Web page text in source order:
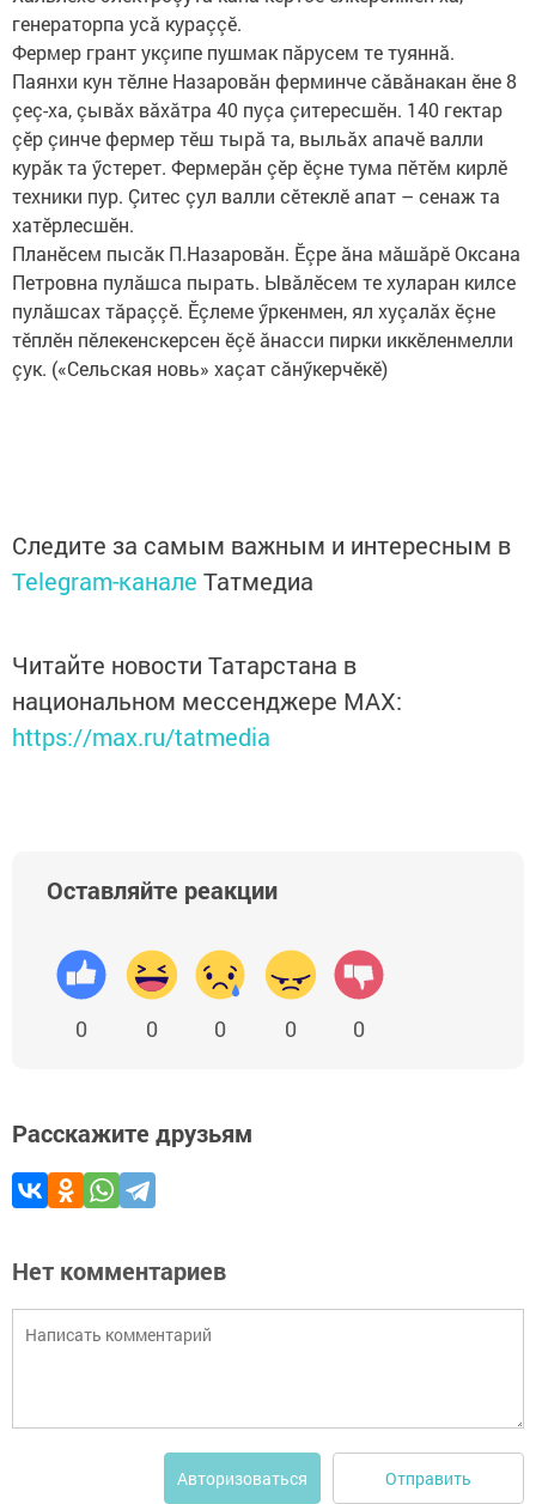
генераторпа усă кураççӗ.
Фермер грант укçипе пушмак пăрусем те туяннă.
Паянхи кун тӗлне Назаровăн ферминче сăвăнакан ӗне 8
çеç-ха, çывăх вăхăтра 40 пуçа çитересшӗн. 140 гектар
çӗр çинче фермер тӗш тырă та, выльăх апачӗ валли
курăк та ӳстерет. Фермерăн çӗр ӗçне тума пӗтӗм кирлӗ
техники пур. Çитес çул валли сӗтеклӗ апат – сенаж та
хатӗрлесшӗн.
Планӗсем пысăк П.Назаровăн. Ӗçре ăна мăшăрӗ Оксана
Петровна пулăшса пырать. Ывăлӗсем те хуларан килсе
пулăшсах тăраççӗ. Ӗçлеме ӳркенмен, ял хуçалăх ӗçне
тӗплӗн пӗлекенскерсен ӗçӗ ăнасси пирки иккӗленмелли
çук. («Сельская новь» хаçат сăнӳкерчӗкӗ)
Следите за самым важным и интересным в
Telegram-канале Татмедиа
Читайте новости Татарстана в
национальном мессенджере MАХ:
https://max.ru/tatmedia
Оставляйте реакции
0 0 0 0 0
Расскажите друзьям
Нет комментариев
Авторизоваться Отправить